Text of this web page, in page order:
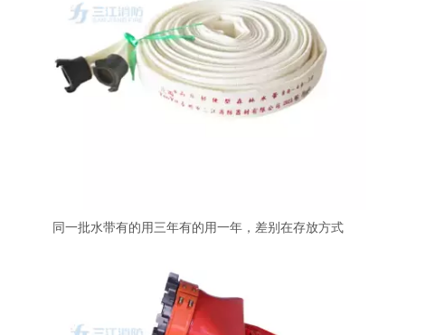
同一批水带有的用三年有的用一年，差别在存放方式